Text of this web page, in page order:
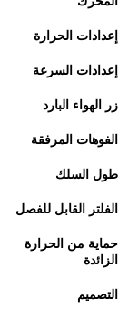
إعدادات الحرارة
إعدادات السرعة
زر الهواء البارد
الفوهات المرفقة
طول السلك
الفلتر القابل للفصل
حماية من الحرارة
الزائدة
التصميم